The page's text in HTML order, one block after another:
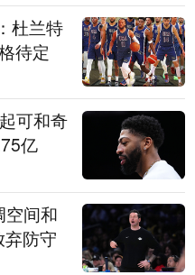
杜兰特
待定
可和奇
亿
空间和
防守